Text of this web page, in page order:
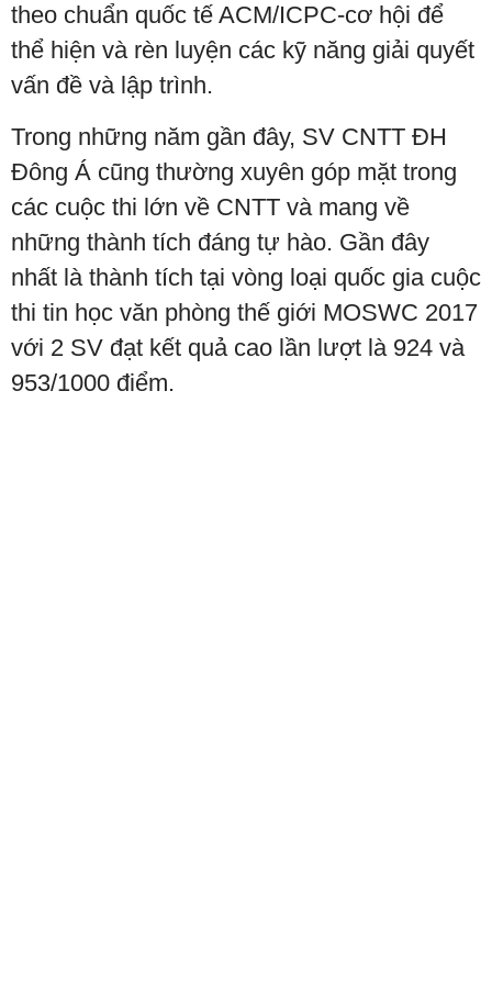
theo chuẩn quốc tế ACM/ICPC-cơ hội để
thể hiện và rèn luyện các kỹ năng giải quyết
vấn đề và lập trình.
Trong những năm gần đây, SV CNTT ĐH
Đông Á cũng thường xuyên góp mặt trong
các cuộc thi lớn về CNTT và mang về
những thành tích đáng tự hào. Gần đây
nhất là thành tích tại vòng loại quốc gia cuộc
thi tin học văn phòng thế giới MOSWC 2017
với 2 SV đạt kết quả cao lần lượt là 924 và
953/1000 điểm.